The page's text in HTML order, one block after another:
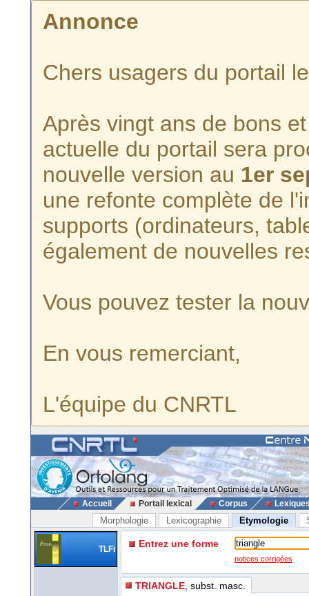
Annonce
Chers usagers du portail
Après vingt ans de bons
actuelle du portail sera
nouvelle version au 1er
une refonte complète de
supports (ordinateurs,
également de nouvelles
Vous pouvez tester la
En vous remerciant,
L'équipe du CNRTL
Accueil Portail lexical Corpus
Morphologie Lexicographie Etymologie
TLFi Entrez une forme
notices corrigées
TRIANGLE , subst. masc.